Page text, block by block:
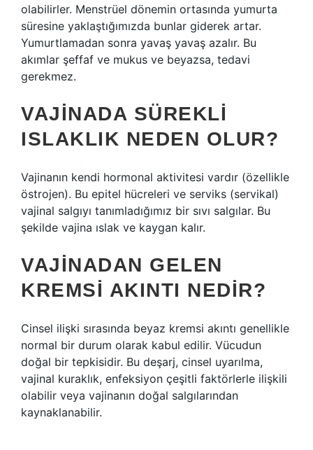
olabilirler. Menstrüel dönemin ortasında yumurta
süresine yaklaştığımızda bunlar giderek artar.
Yumurtlamadan sonra yavaş yavaş azalır. Bu
akımlar şeffaf ve mukus ve beyazsa, tedavi
gerekmez.
VAJINADA SÜREKLI
ISLAKLIK NEDEN OLUR?
Vajinanın kendi hormonal aktivitesi vardır (özellikle
östrojen). Bu epitel hücreleri ve serviks (servikal)
vajinal salgıyı tanımladığımız bir sıvı salgılar. Bu
şekilde vajina ıslak ve kaygan kalır.
VAJINADAN GELEN
KREMSI AKINTI NEDIR?
Cinsel ilişki sırasında beyaz kremsi akıntı genellikle
normal bir durum olarak kabul edilir. Vücudun
doğal bir tepkisidir. Bu deşarj, cinsel uyarılma,
vajinal kuraklık, enfeksiyon çeşitli faktörlerle ilişkili
olabilir veya vajinanın doğal salgılarından
kaynaklanabilir.